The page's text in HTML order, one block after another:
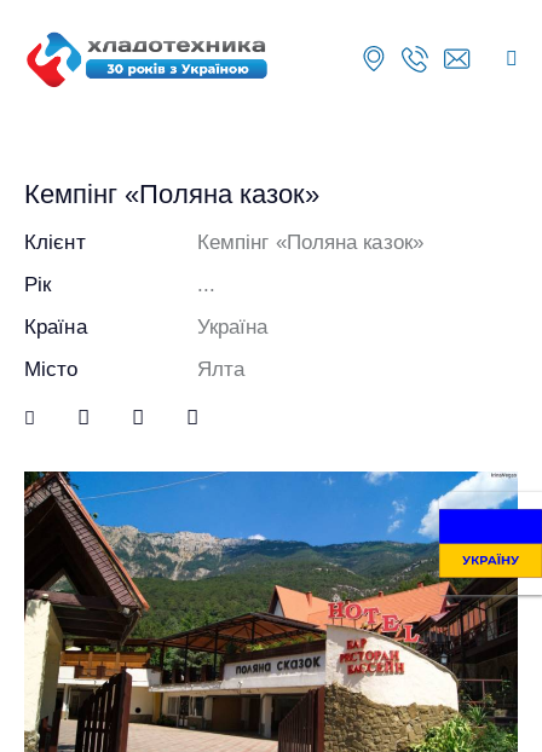
Кемпінг «Поляна казок»
Клієнт
Кемпінг «Поляна казок»
Рік
...
Країна
Україна
Місто
Ялта